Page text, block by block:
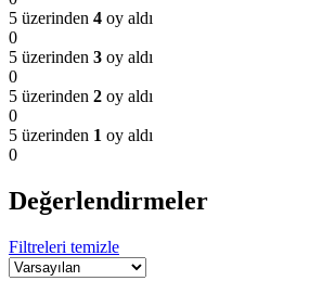
5 üzerinden 4 oy aldı
0
5 üzerinden 3 oy aldı
0
5 üzerinden 2 oy aldı
0
5 üzerinden 1 oy aldı
0
Değerlendirmeler
Filtreleri temizle